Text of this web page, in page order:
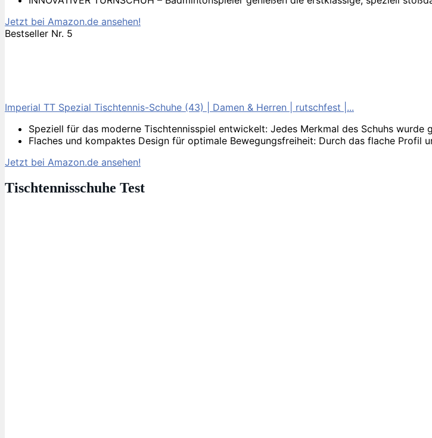
Jetzt bei Amazon.de ansehen!
Bestseller Nr. 5
Imperial TT Spezial Tischtennis-Schuhe (43) | Damen & Herren | rutschfest |...
Speziell für das moderne Tischtennisspiel entwickelt: Jedes Merkmal des Schuhs
Flaches und kompaktes Design für optimale Bewegungsfreiheit: Durch das flache Profil
Jetzt bei Amazon.de ansehen!
Tischtennisschuhe Test